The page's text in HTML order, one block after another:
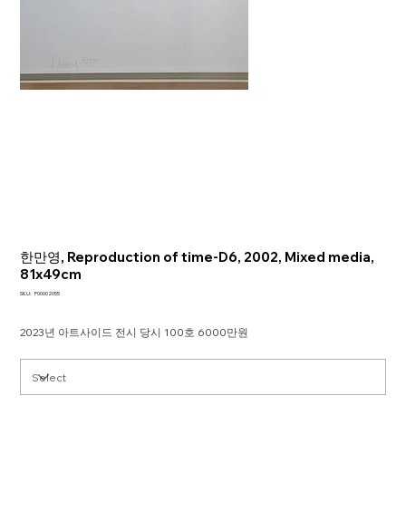
한만영, Reproduction of time-D6, 2002, Mixed media,
81x49cm
SKU: SKU
P00002055
2023년 아트사이드 전시 당시 100호 6000만원